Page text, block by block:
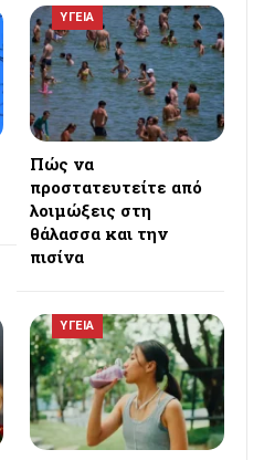
ΥΓΕΙΑ
Πώς να
προστατευτείτε από
λοιμώξεις στη
θάλασσα και την
πισίνα
ΥΓΕΙΑ